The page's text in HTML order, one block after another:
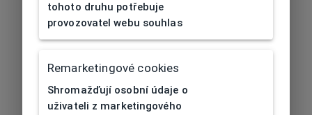
tohoto druhu potřebuje
provozovatel webu souhlas
Remarketingové cookies
Shromažďují osobní údaje o
uživateli z marketingového